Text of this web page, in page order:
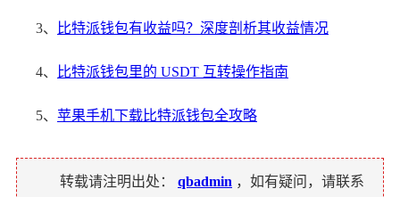
3、 比特派钱包有收益吗？深度剖析其收益情况
4、 比特派钱包里的 USDT 互转操作指南
5、 苹果手机下载比特派钱包全攻略
转载请注明出处： qbadmin ，如有疑问，请联系